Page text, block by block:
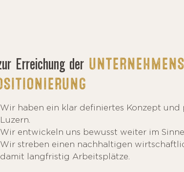
Erreichung der
Wir haben ein klar definiertes Konzept
Luzern.
Wir entwickeln uns bewusst weiter im
Wir streben einen nachhaltigen
damit langfristig Arbeitsplätze.